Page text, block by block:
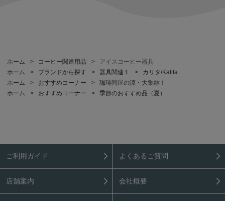
ホーム > コーヒー関連用品 >
アイスコーヒー器具
ホーム
> ブランドから探す > 器具関連１ >
カリタ/Kalita
ホーム
> おすすめコーナー >
珈琲問屋の涼・大集結！
ホーム
> おすすめコーナー > 季節のおすすめ品（夏）
ご利用ガイド よくあるご質問
店舗案内 会社概要